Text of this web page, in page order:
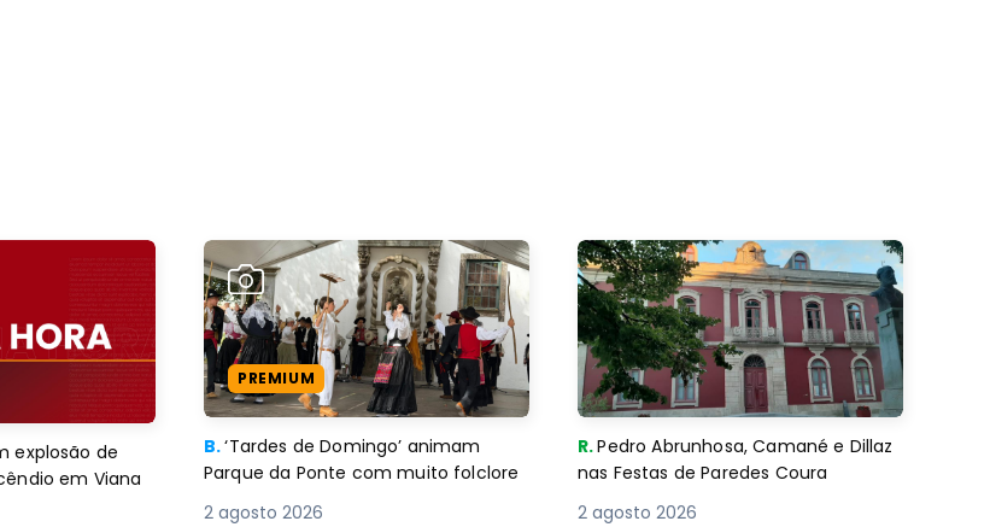
explosão de
em Viana
PREMIUM
B.‘Tardes de Domingo’ animam
Parque da Ponte com muito folclore
2 agosto 2026
R.Pedro Abrunhosa, Camané e Dillaz
nas Festas de Paredes Coura
2 agosto 2026